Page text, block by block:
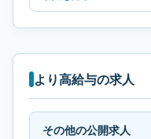
より高給与の求人
その他の公開求人